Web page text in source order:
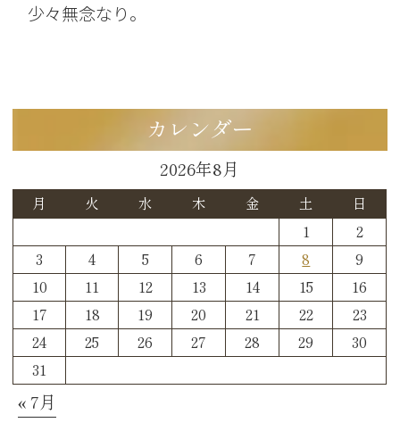
少々無念なり。
カレンダー
2026年8月
月 火 水 木 金 土 日
1
2
3
4 5 6 7 8
9
10
11 12 13 14 15
16
17
18 19 20 21 22
23
24
25 26 27 28 29
30
31
« 7月